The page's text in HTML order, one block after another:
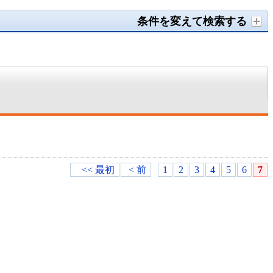
条件を変えて検索する
<< 最初 < 前 1 2 3 4 5 6 7